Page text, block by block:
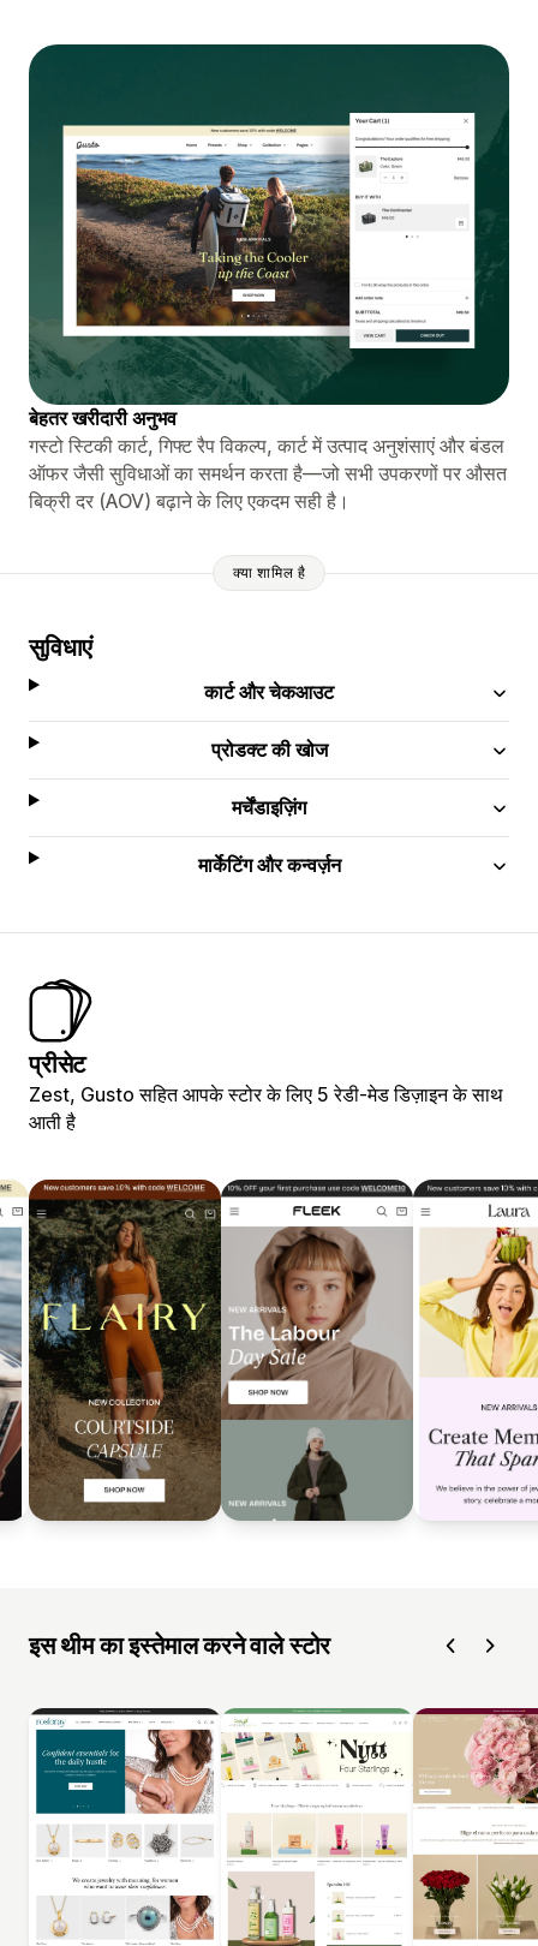
बेहतर खरीदारी अनुभव
गस्टो स्टिकी कार्ट, गिफ्ट रैप विकल्प, कार्ट में उत्पाद अनुशंसाएं और बंडल
ऑफर जैसी सुविधाओं का समर्थन करता है—जो सभी उपकरणों पर औसत
बिक्री दर (AOV) बढ़ाने के लिए एकदम सही है।
क्या शामिल है
सुविधाएं
कार्ट और चेकआउट
प्रोडक्ट की खोज
मर्चेंडाइज़िंग
मार्केटिंग और कन्वर्ज़न
प्रीसेट
Zest, Gusto सहित आपके स्टोर के लिए 5 रेडी-मेड डिज़ाइन के साथ
आती है
इस थीम का इस्तेमाल करने वाले स्टोर